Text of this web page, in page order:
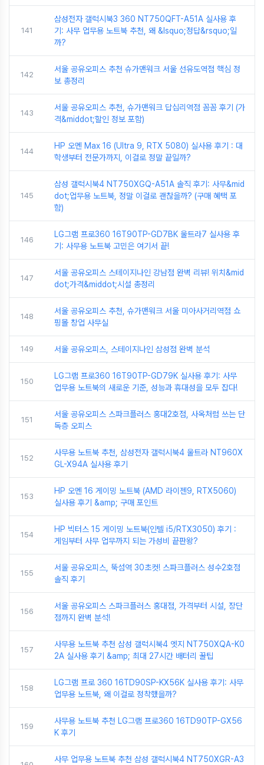
141
삼성전자 갤럭시북3 360 NT750QFT-A51A 실사용 후
기: 사무 업무용 노트북 추천, 왜 &lsquo;정답&rsquo;일
까?
142
서울 공유오피스 추천 슈가맨워크 서울 선유도역점 핵심 정
보 총정리
143
서울 공유오피스 추천, 슈가맨워크 답십리역점 꼼꼼 후기 (가
격&middot;할인 정보 포함)
144
HP 오멘 Max 16 (Ultra 9, RTX 5080) 실사용 후기 : 대
학생부터 전문가까지, 이걸로 정말 끝일까?
145
삼성 갤럭시북4 NT750XGQ-A51A 솔직 후기: 사무&mid
dot;업무용 노트북, 정말 이걸로 괜찮을까? (구매 혜택 포
함)
146
LG그램 프로360 16T90TP-GD7BK 울트라7 실사용 후
기: 사무용 노트북 고민은 여기서 끝!
147
서울 공유오피스 스테이지나인 강남점 완벽 리뷰! 위치&mid
dot;가격&middot;시설 총정리
148
서울 공유오피스 추천, 슈가맨워크 서울 미아사거리역점 쇼
핑몰 창업 사무실
149 서울 공유오피스, 스테이지나인 삼성점 완벽 분석
150
LG그램 프로360 16T90TP-GD79K 실사용 후기: 사무
업무용 노트북의 새로운 기준, 성능과 휴대성을 모두 잡다!
151
서울 공유오피스 스파크플러스 홍대2호점, 사옥처럼 쓰는 단
독층 오피스
152
사무용 노트북 추천, 삼성전자 갤럭시북4 울트라 NT960X
GL-X94A 실사용 후기
153
HP 오멘 16 게이밍 노트북 (AMD 라이젠9, RTX5060)
실사용 후기 &amp; 구매 포인트
154
HP 빅터스 15 게이밍 노트북(인텔 i5/RTX3050) 후기 :
게임부터 사무 업무까지 되는 가성비 끝판왕?
155
서울 공유오피스, 뚝섬역 30초컷! 스파크플러스 성수2호점
솔직 후기
156
서울 공유오피스 스파크플러스 홍대점, 가격부터 시설, 장단
점까지 완벽 분석!
157
사무용 노트북 추천 삼성 갤럭시북4 엣지 NT750XQA-K0
2A 실사용 후기 &amp; 최대 27시간 배터리 꿀팁
158
LG그램 프로 360 16TD90SP-KX56K 실사용 후기: 사무
업무용 노트북, 왜 이걸로 정착했을까?
159
사무용 노트북 추천 LG그램 프로360 16TD90TP-GX56
K 후기
사무 업무용 노트북 추천 삼성 갤럭시북4 NT750XGR-A3